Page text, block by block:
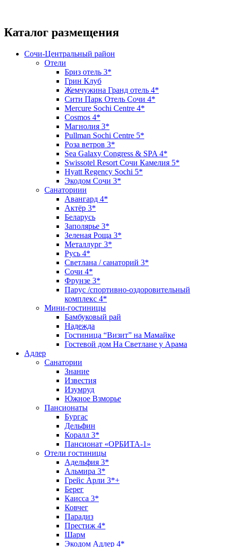
Каталог размещения
Сочи-Центральный район
Отели
Бриз отель 3*
Грин Клуб
Жемчужина Гранд отель 4*
Сити Парк Отель Сочи 4*
Mercure Sochi Centre 4*
Cosmos 4*
Магнолия 3*
Pullman Sochi Сеntre 5*
Роза ветров 3*
Sea Galaxy Congress & SPA 4*
Swissotel Resort Сочи Камелия 5*
Hyatt Regency Sochi 5*
Экодом Сочи 3*
Санаториии
Авангард 4*
Актёр 3*
Беларусь
Заполярье 3*
Зеленая Роща 3*
Металлург 3*
Русь 4*
Светлана / санаторий 3*
Сочи 4*
Фрунзе 3*
Парус /спортивно-оздоровительный
комплекс 4*
Мини-гостиницы
Бамбуковый рай
Надежда
Гостиница “Визит” на Мамайке
Гостевой дом На Светлане у Арама
Адлер
Санатории
Знание
Известия
Изумруд
Южное Взморье
Пансионаты
Бургас
Дельфин
Коралл 3*
Пансионат «ОРБИТА-1»
Отели гостиницы
Адельфия 3*
Альмира 3*
Грейс Арли 3*+
Берег
Каисса 3*
Ковчег
Парадиз
Престиж 4*
Шарм
Экодом Адлер 4*